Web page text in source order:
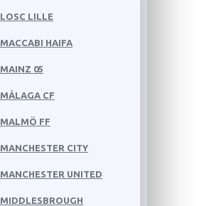
LOSC LILLE
MACCABI HAIFA
MAINZ 05
MÁLAGA CF
MALMÖ FF
MANCHESTER CITY
MANCHESTER UNITED
MIDDLESBROUGH